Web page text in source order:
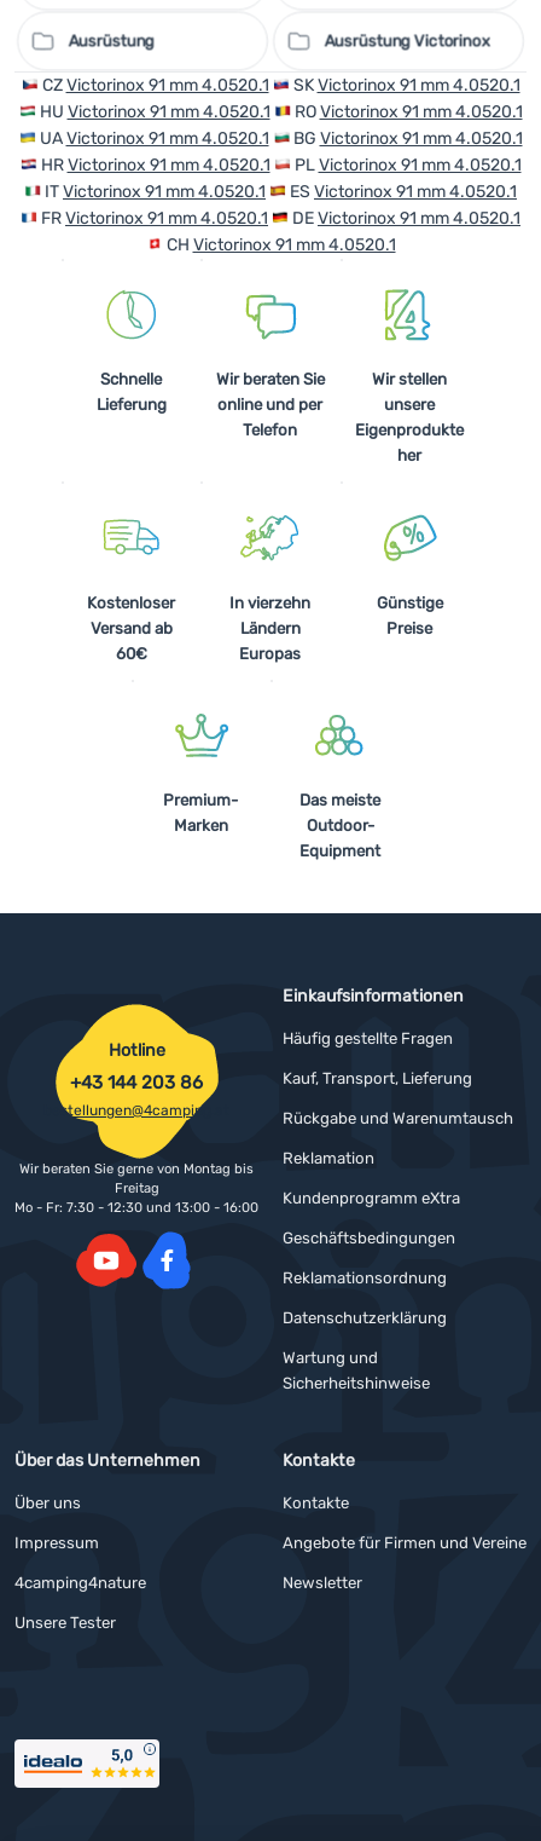
Ausrüstung Ausrüstung Victorinox
CZVictorinox 91 mm 4.0520.1 SKVictorinox 91 mm 4.0520.1
HU Victorinox 91 mm 4.0520.1 ROVictorinox 91 mm 4.0520.1
UAVictorinox 91 mm 4.0520.1 BG Victorinox 91 mm 4.0520.1
HRVictorinox 91 mm 4.0520.1 PLVictorinox 91 mm 4.0520.1
ITVictorinox 91 mm 4.0520.1 ES Victorinox 91 mm 4.0520.1
FRVictorinox 91 mm 4.0520.1 DEVictorinox 91 mm 4.0520.1
CH Victorinox 91 mm 4.0520.1
Schnelle
Lieferung
Wir beraten Sie
online und per
Telefon
Wir stellen
unsere
Eigenprodukte
her
Kostenloser
Versand ab
60€
In vierzehn
Ländern
Europas
Günstige
Preise
Premium-
Marken
Das meiste
Outdoor-
Equipment
Einkaufsinformationen
Häufig gestellte Fragen
Kauf, Transport, Lieferung
Rückgabe und Warenumtausch
Reklamation
Kundenprogramm eXtra
Geschäftsbedingungen
Reklamationsordnung
Datenschutzerklärung
Wartung und
Sicherheitshinweise
Über das Unternehmen
Über uns
Impressum
4camping4nature
Unsere Tester
Kontakte
Kontakte
Angebote für Firmen und Vereine
Newsletter
Hotline
+43 144 203 86
bestellungen@4camping.at
Wir beraten Sie gerne von Montag bis
Freitag
Mo - Fr: 7:30 - 12:30 und 13:00 - 16:00
Auszeichnungen